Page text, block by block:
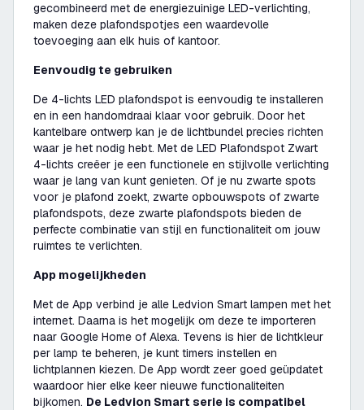
gecombineerd met de energiezuinige LED-verlichting,
maken deze plafondspotjes een waardevolle
toevoeging aan elk huis of kantoor.
Eenvoudig te gebruiken
De 4-lichts LED plafondspot is eenvoudig te installeren
en in een handomdraai klaar voor gebruik. Door het
kantelbare ontwerp kan je de lichtbundel precies richten
waar je het nodig hebt. Met de LED Plafondspot Zwart
4-lichts creëer je een functionele en stijlvolle verlichting
waar je lang van kunt genieten. Of je nu zwarte spots
voor je plafond zoekt, zwarte opbouwspots of zwarte
plafondspots, deze zwarte plafondspots bieden de
perfecte combinatie van stijl en functionaliteit om jouw
ruimtes te verlichten.
App mogelijkheden
Met de App verbind je alle Ledvion Smart lampen met het
internet. Daarna is het mogelijk om deze te importeren
naar Google Home of Alexa. Tevens is hier de lichtkleur
per lamp te beheren, je kunt timers instellen en
lichtplannen kiezen. De App wordt zeer goed geüpdatet
waardoor hier elke keer nieuwe functionaliteiten
bijkomen. De Ledvion Smart serie is compatibel